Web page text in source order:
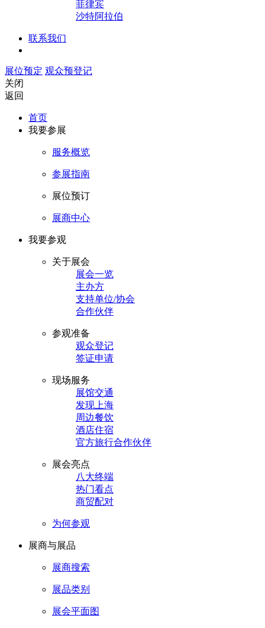
菲律宾
沙特阿拉伯
联系我们
展位预定 观众预登记
关闭
返回
首页
我要参展
服务概览
参展指南
展位预订
展商中心
我要参观
关于展会
展会一览
主办方
支持单位/协会
合作伙伴
参观准备
观众登记
签证申请
现场服务
展馆交通
发现上海
周边餐饮
酒店住宿
官方旅行合作伙伴
展会亮点
八大终端
热门看点
商贸配对
为何参观
展商与展品
展商搜索
展品类别
展会平面图